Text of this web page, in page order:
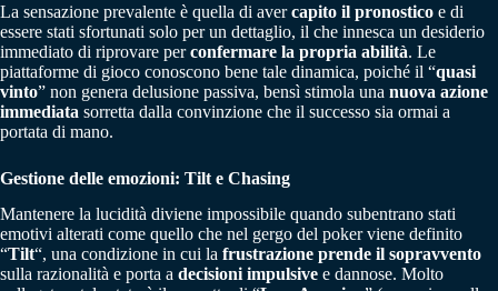
La sensazione prevalente è quella di avercapito il pronostico e di
essere stati sfortunati solo per un dettaglio, il che innesca un desiderio
immediato di riprovare perconfermare la propria abilità. Le
piattaforme di gioco conoscono bene tale dinamica, poiché il “quasi
vinto” non genera delusione passiva, bensì stimola una nuova azione
immediata sorretta dalla convinzione che il successo sia ormai a
portata di mano.
Gestione delle emozioni: Tilt e Chasing
Mantenere la lucidità diviene impossibile quando subentrano stati
emotivi alterati come quello che nel gergo del poker viene definito
“Tilt“, una condizione in cui la frustrazione prende il sopravvento
sulla razionalità e porta a decisioni impulsive e dannose. Molto